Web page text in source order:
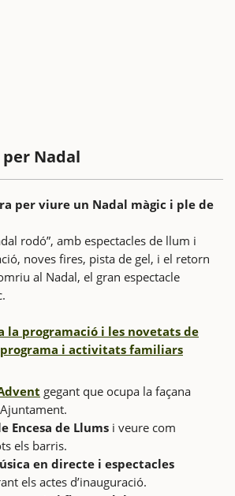
Nadal
per viure un Nadal màgic i ple de
rodó”, amb espectacles de llum i
noves fires, pista de gel, i el retorn
al Nadal, el gran espectacle
la programació i les novetats de
programa i activitats familiars
gegant que ocupa la façana
Encesa de Llums i veure com
els barris.
en directe i espectacles
els actes d’inauguració.